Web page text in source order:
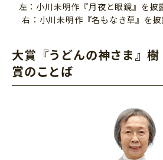
左：小川未明作『月夜と眼鏡』を
右：小川未明作『名もなき草』を
大賞『うどんの神さま』
賞のことば